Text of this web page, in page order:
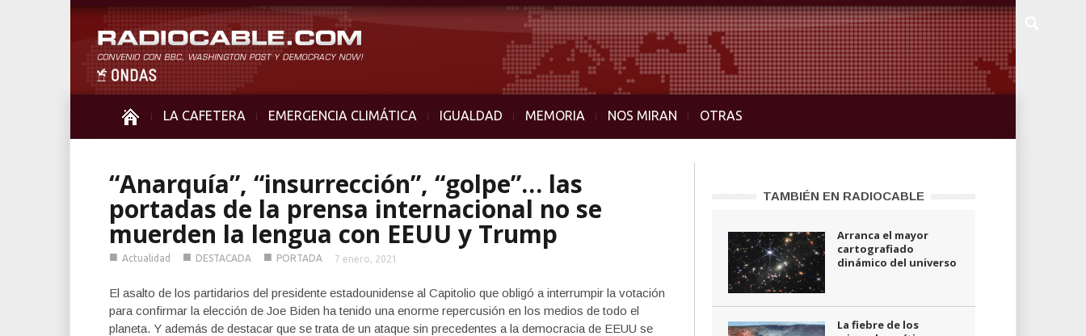
LA CAFETERA EMERGENCIA CLIMÁTICA IGUALDAD MEMORIA NOS MIRAN OTRAS
“Anarquía”, “insurrección”, “golpe”… las
portadas de la prensa internacional no se
muerden la lengua con EEUU y Trump
■ Actualidad ■ DESTACADA ■ PORTADA 7 enero, 2021
El asalto de los partidarios del presidente estadounidense al Capitolio que obligó a interrumpir la votación
para confirmar la elección de Joe Biden ha tenido una enorme repercusión en los medios de todo el
planeta. Y además de destacar que se trata de un ataque sin precedentes a la democracia de EEUU se
TAMBIÉN EN RADIOCABLE
Arranca el mayor
cartografiado
dinámico del universo
La fiebre de los